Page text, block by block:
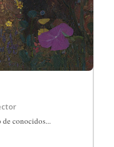
de conocidos...